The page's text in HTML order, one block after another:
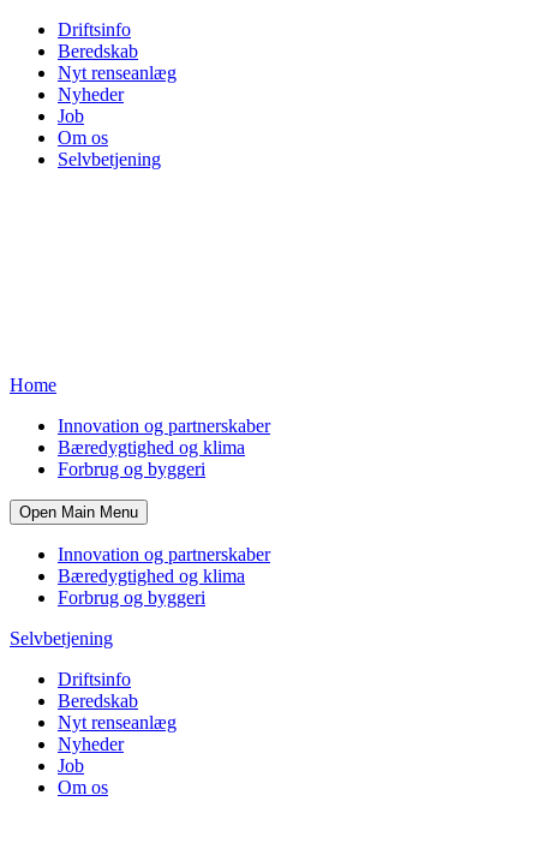
Driftsinfo
Beredskab
Nyt renseanlæg
Nyheder
Job
Om os
Selvbetjening
Home
Innovation og partnerskaber
Bæredygtighed og klima
Forbrug og byggeri
Open Main Menu
Innovation og partnerskaber
Bæredygtighed og klima
Forbrug og byggeri
Selvbetjening
Driftsinfo
Beredskab
Nyt renseanlæg
Nyheder
Job
Om os